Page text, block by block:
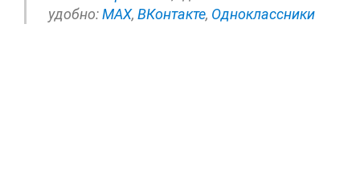
удобно:МАХ, ВКонтакте, Одноклассники